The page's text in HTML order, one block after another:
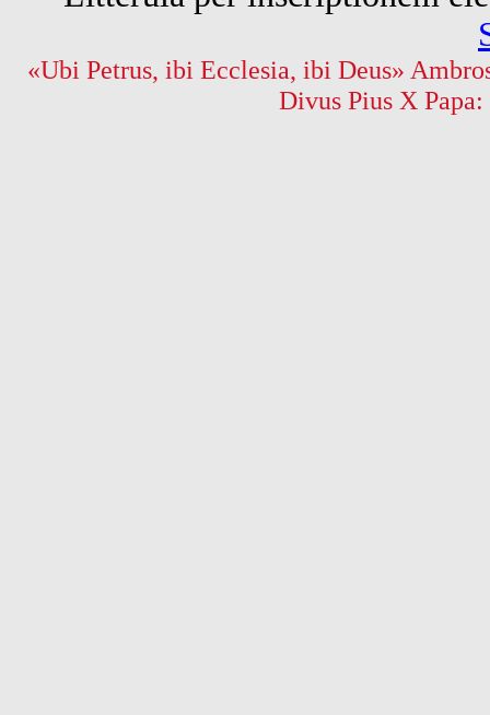
«Ubi Petrus, ibi Ecclesia, ibi Deus»
Divus Pius X Papa: